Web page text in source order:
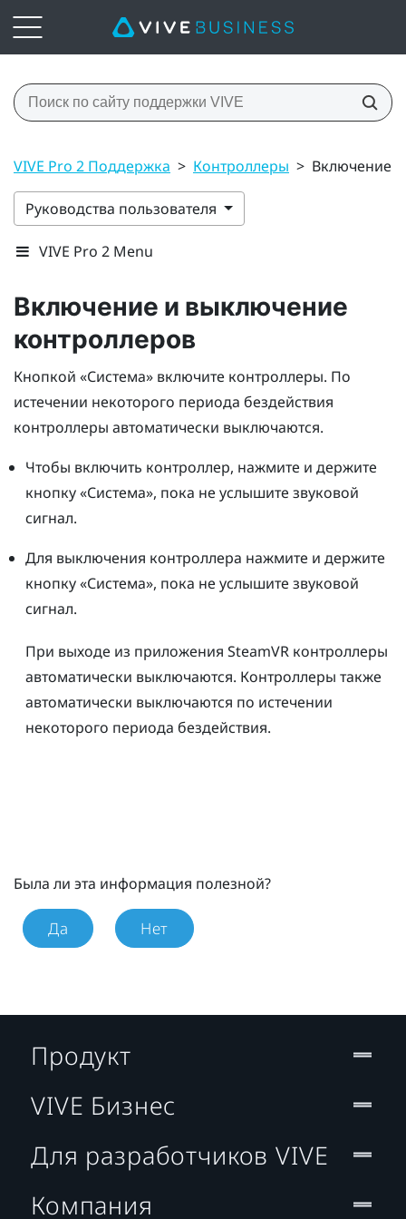
VIVE Pro 2 Поддержка > Контроллеры > Включение
Руководства пользователя
VIVE Pro 2 Menu
Включение и выключение
контроллеров
Кнопкой «Система» включите контроллеры. По
истечении некоторого периода бездействия
контроллеры автоматически выключаются.
Чтобы включить контроллер, нажмите и держите
кнопку «Система», пока не услышите звуковой
сигнал.
Для выключения контроллера нажмите и держите
кнопку «Система», пока не услышите звуковой
сигнал.
При выходе из приложения SteamVRконтроллеры
автоматически выключаются. Контроллеры также
автоматически выключаются по истечении
некоторого периода бездействия.
Была ли эта информация полезной?
Да Нет
Продукт
VIVE Бизнес
Для разработчиков VIVE
Компания